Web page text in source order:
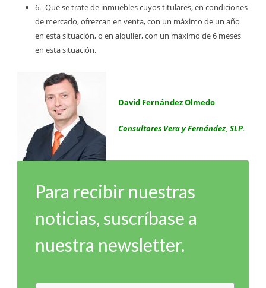
6.- Que se trate de inmuebles cuyos titulares, en condiciones
de mercado, ofrezcan en venta, con un máximo de un año
en esta situación, o en alquiler, con un máximo de 6 meses
en esta situación.
David Fernández Olmedo
Consultores Vera y Fernández, SLP.
Para recibir nuestras
noticias, suscríbase a
nuestra newsletter.